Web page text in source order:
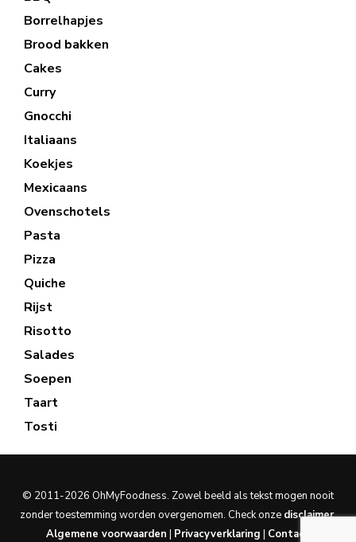
Borrelhapjes
Brood bakken
Cakes
Curry
Gnocchi
Italiaans
Koekjes
Mexicaans
Ovenschotels
Pasta
Pizza
Quiche
Rijst
Risotto
Salades
Soepen
Taart
Tosti
© 2011-2026 OhMyFoodness. Zowel beeld als tekst mogen nooit
zonder toestemming worden overgenomen. Check onze disclaimer.
Algemene voorwaarden | Privacyverklaring | Contact